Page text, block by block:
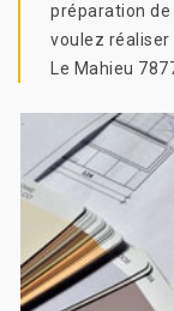
préparation de
voulez
Le Mahieu